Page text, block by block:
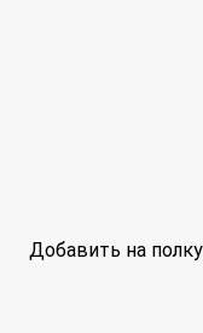
Добавить на полку